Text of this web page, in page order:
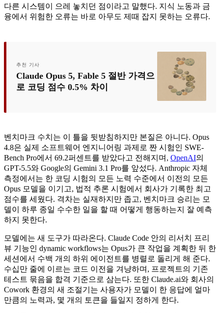
다른 시스템이 으레 놓치던 점이라고 말했다. 지식 노동과 금
융에서 위험한 오류는 바로 아무도 제때 잡지 못하는 오류다.
추천 기사
Claude Opus 5, Fable 5 절반 가격으
로 코딩 점수 0.5% 차이
벤치마크 수치는 이 틀을 뒷받침하지만 본질은 아니다. Opus
4.8은 실제 소프트웨어 엔지니어링 과제로 짠 시험인 SWE-
Bench Pro에서 69.2퍼센트를 받았다고 전해지며, OpenAI의
GPT-5.5와 Google의 Gemini 3.1 Pro를 앞섰다. Anthropic 자체
측정에서는 한 코딩 시험의 모든 노력 수준에서 이전의 모든
Opus 모델을 이기고, 법적 추론 시험에서 회사가 기록한 최고
점수를 세웠다. 격차는 실재하지만 좁고, 벤치마크 승리는 모
델이 하루 종일 수수한 일을 할 때 어떻게 행동하는지 잘 예측
하지 못한다.
모델에는 새 도구가 따라온다. Claude Code 안의 리서치 프리
뷰 기능인 dynamic workflows는 Opus가 큰 작업을 계획한 뒤 한
세션에서 수백 개의 하위 에이전트를 병렬로 돌리게 해 준다.
수십만 줄에 이르는 코드 이전을 겨냥하며, 프로젝트의 기존
테스트 묶음을 합격 기준으로 삼는다. 또한 Claude.ai와 회사의
Cowork 환경의 새 조절기는 사용자가 모델이 한 응답에 얼마
만큼의 노력과, 몇 개의 토큰을 들일지 정하게 한다.